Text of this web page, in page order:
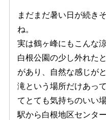
まだまだ暑い日が続き
ね。
実は鶴ヶ峰にもこんな
白根公園の少し外れた
があり、自然な感じが
滝という場所だけあっ
てとても気持ちのいい
駅から白根地区センタ